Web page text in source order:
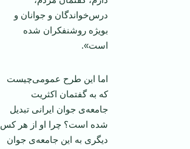
درس‌خواندگان و جوانان و
بویژه روشنفکران شده
است».
اما این طرح عمومی‌چیست
که به گفتمان اکثریت
جامعه‌ی جوان ایرانی تبدیل
شده است؟ چرا او از هر کس
دیگری به این جامعه‌ی جوان